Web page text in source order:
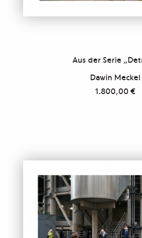
Aus der Serie
Dawin Meckel
1.800,00€